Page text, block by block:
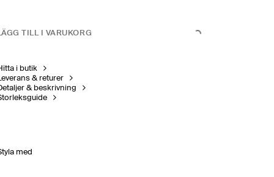
TILL I VARUKORG
i butik
& returer
& beskrivning
med